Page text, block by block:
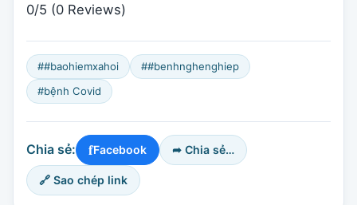
0/5 (0 Reviews)
##baohiemxahoi
##benhnghenghiep
#bệnh Covid
Chia sẻ: fFacebook ➦ Chia sẻ…
🔗 Sao chép link